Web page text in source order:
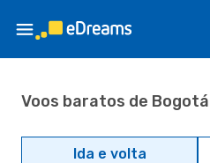
Voos baratos de
Ida e volta